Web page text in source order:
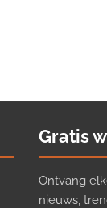
Gratis
Ontvang
nieuws,